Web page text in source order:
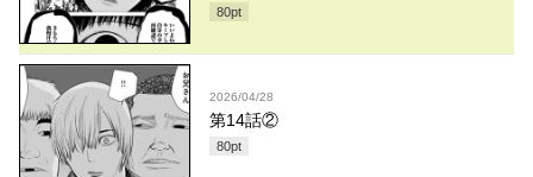
80pt
2026/04/28
第14話②
80pt